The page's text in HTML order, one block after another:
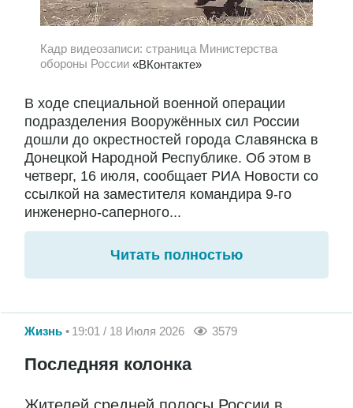
Кадр видеозаписи: страница Министерства
обороны России «ВКонтакте»
В ходе специальной военной операции
подразделения Вооружённых сил России
дошли до окрестностей города Славянска в
Донецкой Народной Республике. Об этом в
четверг, 16 июля, сообщает РИА Новости со
ссылкой на заместителя командира 9-го
инженерно-саперного...
Читать полностью
Жизнь 19:01 / 18 Июля 2026 3579
Последняя колонка